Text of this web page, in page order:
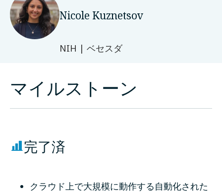
Nicole Kuznetsov
NIH | ベセスダ
マイルストーン
完了済
クラウド上で大規模に動作する自動化された